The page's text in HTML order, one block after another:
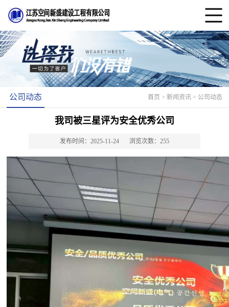
首页 > 新闻资讯 > 公司动态
公司动态
我司被三星评为安全优秀公司
发布时间：2025-11-24 浏览次数：255